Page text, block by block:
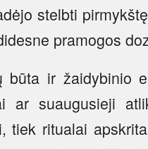
stelbti
pramogos
būta ir žaidybinio
ar suaugusieji
tiek ritualai